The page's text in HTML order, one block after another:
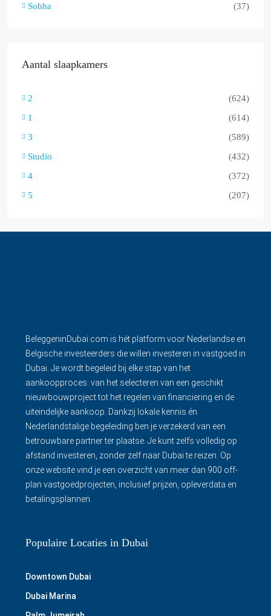
Sobha
(37)
Aantal slaapkamers
2
(624)
1
(614)
3
(589)
Studio
(432)
4
(372)
5
(207)
BeleggeninDubai.com is hét platform voor Nederlandse en
Belgische investeerders die willen investeren in vastgoed in
Dubai. Je wordt begeleid bij elke stap van het
aankoopproces: van het selecteren van een geschikt
nieuwbouwproject tot het regelen van financiering en de
uiteindelijke aankoop. Dankzij lokale kennis én
Nederlandstalige begeleiding ben je verzekerd van een
betrouwbare partner ter plaatse. Je kunt zelfs volledig op
afstand investeren, zonder zelf naar Dubai te reizen. Op
onze website vind je een overzicht van meer dan 900 off-
plan vastgoedprojecten, inclusief prijzen, opleverdata en
betalingsplannen.
Populaire Locaties in Dubai
Downtown Dubai
Dubai Marina